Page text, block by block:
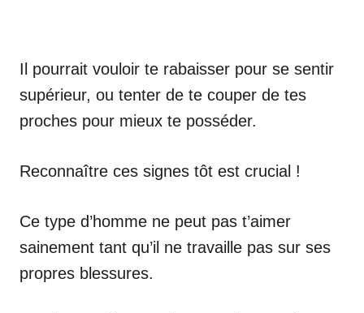
Il pourrait vouloir te rabaisser pour se sentir
supérieur, ou tenter de te couper de tes
proches pour mieux te posséder.
Reconnaître ces signes tôt est crucial !
Ce type d’homme ne peut pas t’aimer
sainement tant qu’il ne travaille pas sur ses
propres blessures.